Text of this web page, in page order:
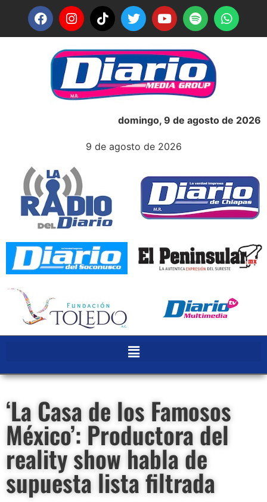
domingo, 9 de agosto de 2026
9 de agosto de 2026
‘La Casa de los Famosos
México’: Productora del
reality show habla de
supuesta lista filtrada